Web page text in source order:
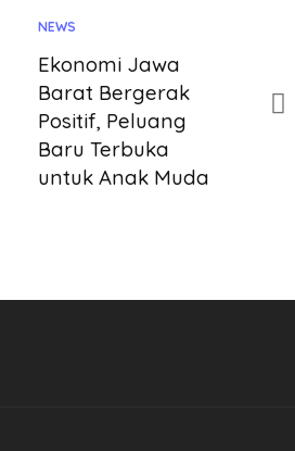
NEWS
Ekonomi Jawa
Barat Bergerak
Positif, Peluang
Baru Terbuka
untuk Anak Muda